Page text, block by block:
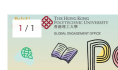
1 / 1